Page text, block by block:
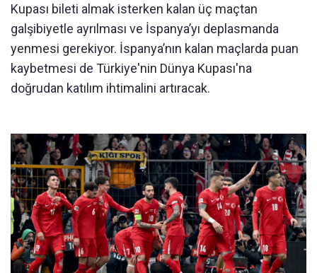
Kupası bileti almak isterken kalan üç maçtan
galşibiyetle ayrılması ve İspanya’yı deplasmanda
yenmesi gerekiyor. İspanya’nın kalan maçlarda puan
kaybetmesi de Türkiye'nin Dünya Kupası'na
doğrudan katılım ihtimalini artıracak.